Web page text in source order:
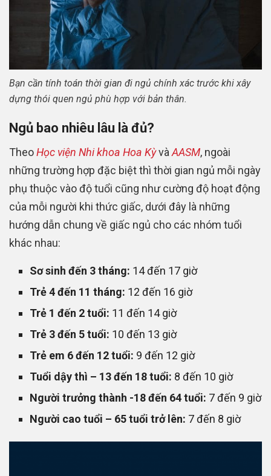
Bạn cần tính toán thời gian đi ngủ chính xác trước khi xây
dựng thói quen ngủ phù hợp với bản thân.
Ngủ bao nhiêu lâu là đủ?
TheoHọc viện Nhi khoa Hoa Kỳvà AASM, ngoài
những trường hợp đặc biệt thì thời gian ngủ mỗi ngày
phụ thuộc vào độ tuổi cũng như cường độ hoạt động
của mỗi người khi thức giấc, dưới đây là những
hướng dẫn chung về giấc ngủ cho các nhóm tuổi
khác nhau:
Sơ sinh đến 3 tháng: 14 đến 17 giờ
Trẻ 4 đến 11 tháng: 12 đến 16 giờ
Trẻ 1 đến 2 tuổi: 11 đến 14 giờ
Trẻ 3 đến 5 tuổi: 10 đến 13 giờ
Trẻ em 6 đến 12 tuổi: 9 đến 12 giờ
Tuổi dậy thì – 13 đến 18 tuổi: 8 đến 10 giờ
Người trưởng thành -18 đến 64 tuổi: 7 đến 9 giờ
Người cao tuổi – 65 tuổi trở lên: 7 đến 8 giờ